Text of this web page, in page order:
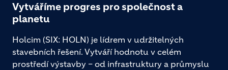
Vytváříme progres pro společnost a
planetu
Holcim (SIX: HOLN) je lídrem v udržitelných
stavebních řešení. Vytváří hodnotu v celém
prostředí výstavby – od infrastruktury a průmyslu